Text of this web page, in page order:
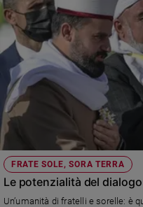
FRATE SOLE, SORA TERRA
Le potenzialità del dialogo
Un’umanità di fratelli e sorelle: è